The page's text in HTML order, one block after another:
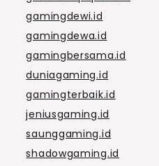
gamingdewi.id
gamingdewa.id
gamingbersama.id
duniagaming.id
gamingterbaik.id
jeniusgaming.id
saunggaming.id
shadowgaming.id